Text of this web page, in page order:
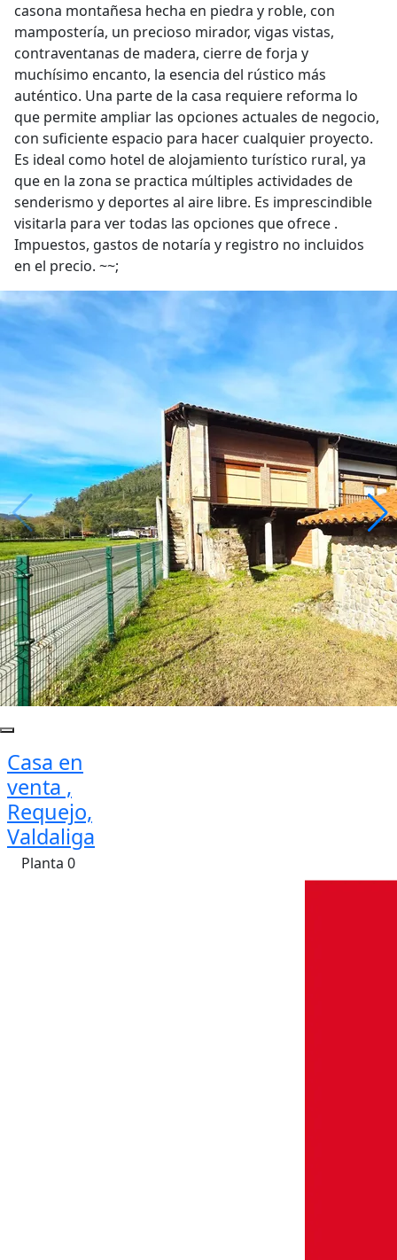
casona montañesa hecha en piedra y roble, con
mampostería, un precioso mirador, vigas vistas,
contraventanas de madera, cierre de forja y
muchísimo encanto, la esencia del rústico más
auténtico. Una parte de la casa requiere reforma lo
que permite ampliar las opciones actuales de negocio,
con suficiente espacio para hacer cualquier proyecto.
Es ideal como hotel de alojamiento turístico rural, ya
que en la zona se practica múltiples actividades de
senderismo y deportes al aire libre. Es imprescindible
visitarla para ver todas las opciones que ofrece .
Impuestos, gastos de notaría y registro no incluidos
en el precio. ~~;
Casa en
venta ,
Requejo,
Valdaliga
Planta 0